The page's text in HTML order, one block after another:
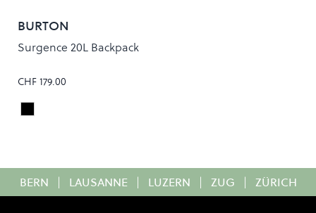
BURTON
Surgence 20L Backpack
CHF 179.00
Colour
True Black
BERN | LAUSANNE | LUZERN | ZUG | ZÜRICH